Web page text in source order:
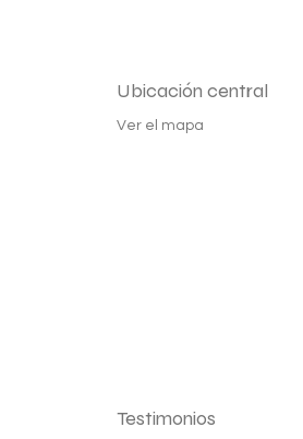
Ubicación central
Ver el mapa
Testimonios